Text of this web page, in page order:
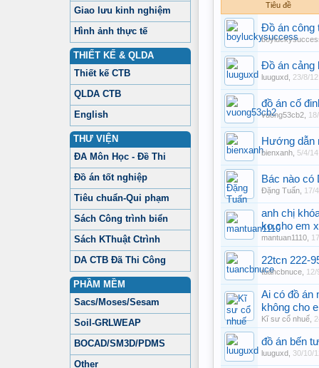
Giao lưu kinh nghiệm
Hình ảnh thực tế
THIẾT KẾ & QLDA
Thiết kế CTB
QLDA CTB
English
THƯ VIỆN
ĐA Môn Học - Đề Thi
Đồ án tốt nghiệp
Tiêu chuẩn-Qui phạm
Sách Công trình biển
Sách KThuật Ctrình
DA CTB Đã Thi Công
PHẦM MỀM
Sacs/Moses/Sesam
Soil-GRLWEAP
BOCAD/SM3D/PDMS
Other
Tiêu đề
Đồ án công
Đồ án cảng
luuguxd 23/8/12
đồ án cố
vuong53cb2
Hướng dẫn
bienxanh 5/4/14
Bác nào có
Đặng Tuấn 17/
anh chị
ko.cho em
mantuan1110
22tcn 222-
tuancbnuce 12/
Ai có đồ án
không cho
Kĩ sư cổ nhuế
đồ án bến
luuguxd 30/10/